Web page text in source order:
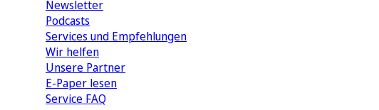
Newsletter
Podcasts
Services und Empfehlungen
Wir helfen
Unsere Partner
E-Paper lesen
Service FAQ